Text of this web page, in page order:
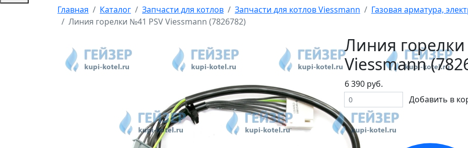
Главная Каталог Запчасти для котлов Запчасти для котлов Viessmann
Газовая арматура,
Линия горелки №41 PSV Viessmann (7826782)
Линия
Viessmann
6 390 руб.
Добавить в